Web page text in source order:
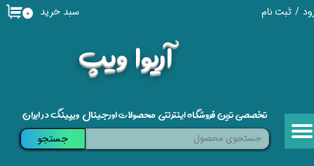
/ ثبت نام
خروج از حساب کاربری
​آریوا ویپ
۰ سبد خرید
تخصصی ترین فروشگاه اینترنتی محصولات اورجینال ویپینگ در ایران
جستجو